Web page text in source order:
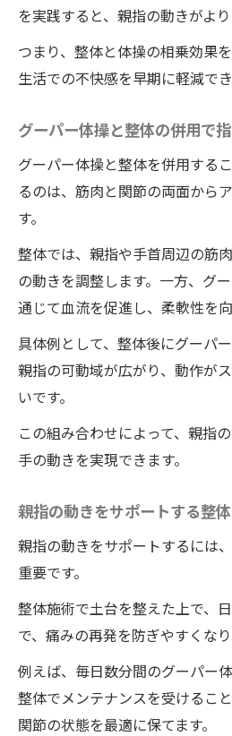
を実践すると、親指の動きがよ
つまり、整体と体操の相乗効果
生活での不快感を早期に軽減でき
グーパー体操と整体の併用で
グーパー体操と整体を併用する
るのは、筋肉と関節の両面から
す。
整体では、親指や手首周辺の筋
の動きを調整します。一方、グ
通じて血流を促進し、柔軟性を向
具体例として、整体後にグーパ
親指の可動域が広がり、動作が
いです。
この組み合わせによって、親指
手の動きを実現できます。
親指の動きをサポートする整
親指の動きをサポートするには
重要です。
整体施術で土台を整えた上で、
で、痛みの再発を防ぎやすくなり
例えば、毎日数分間のグーパー
整体でメンテナンスを受けるこ
関節の状態を最適に保てます。